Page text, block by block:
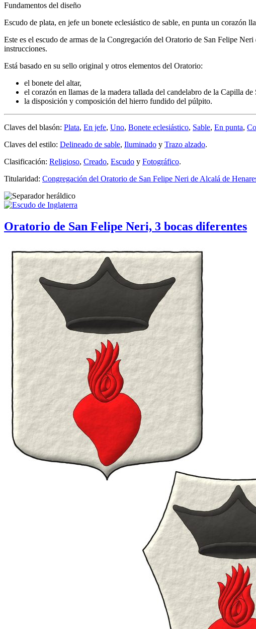
Fundamentos del diseño
Escudo de plata, en jefe un bonete eclesiástico de sable, en punta un corazón
Este es el escudo de armas de la Congregación del Oratorio de San Felipe
instrucciones.
Está basado en su sello original y otros elementos del Oratorio:
el bonete del altar,
el corazón en llamas de la madera tallada del candelabro de la Capilla
la disposición y composición del hierro fundido del púlpito.
Claves del blasón: Plata, En jefe, Uno, Bonete eclesiástico, Sable, En punta,
Claves del estilo: Delineado de sable, Iluminado y Trazo alzado.
Clasificación: Religioso, Creado, Escudo y Fotográfico.
Titularidad: Congregación del Oratorio de San Felipe Neri de Alcalá de
Oratorio de San Felipe Neri, 3 bocas diferentes